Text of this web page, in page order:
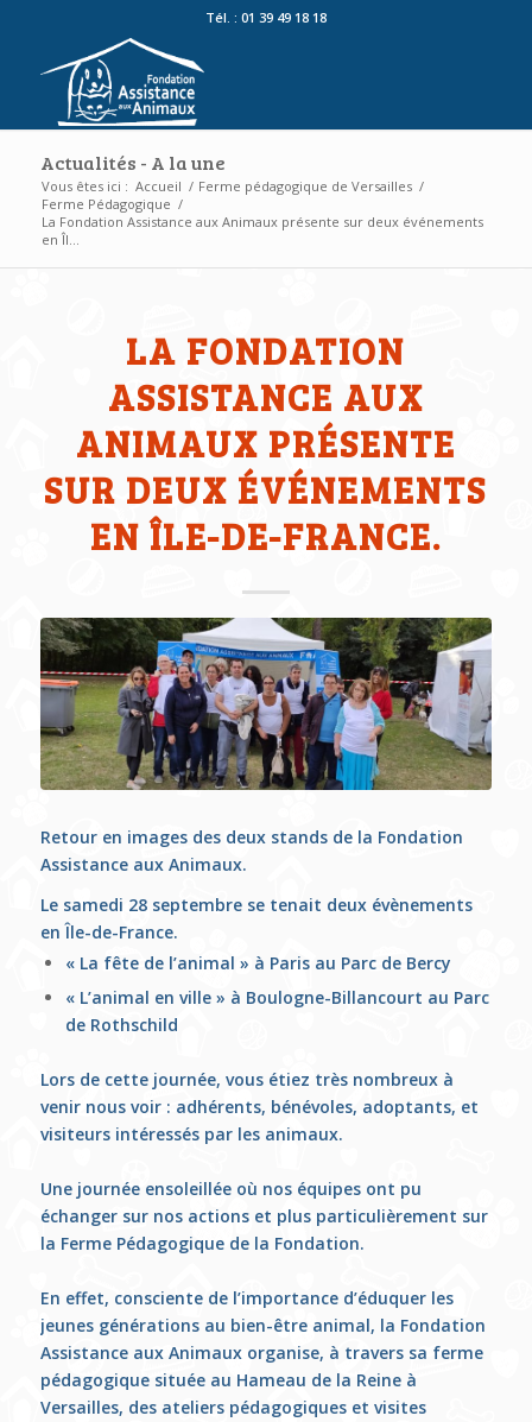
Tél. : 01 39 49 18 18
Actualités - A la une
Vous êtes ici : Accueil / Ferme pédagogique de Versailles /
Ferme Pédagogique /
La Fondation Assistance aux Animaux présente sur deux événements
en Îl...
LA FONDATION
ASSISTANCE AUX
ANIMAUX PRÉSENTE
SUR DEUX ÉVÉNEMENTS
EN ÎLE-DE-FRANCE.
Retour en images des deux stands de la Fondation
Assistance aux Animaux.
Le samedi 28 septembre se tenait deux évènements
en Île-de-France.
« La fête de l’animal » à Paris au Parc de Bercy
« L’animal en ville » à Boulogne-Billancourt au Parc
de Rothschild
Lors de cette journée, vous étiez très nombreux à
venir nous voir : adhérents, bénévoles, adoptants, et
visiteurs intéressés par les animaux.
Une journée ensoleillée où nos équipes ont pu
échanger sur nos actions et plus particulièrement sur
la Ferme Pédagogique de la Fondation.
En effet, consciente de l’importance d’éduquer les
jeunes générations au bien-être animal, la Fondation
Assistance aux Animaux organise, à travers sa ferme
pédagogique située au Hameau de la Reine à
Versailles, des ateliers pédagogiques et visites